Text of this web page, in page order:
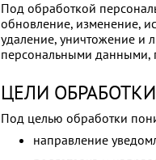
Под обработкой
обновление, изменение,
удаление, уничтожение и
персональными данными,
ЦЕЛИ ОБРАБОТКИ
Под целью обработки
направление